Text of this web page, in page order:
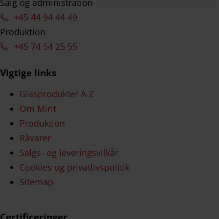
Salg og administration
+45 44 94 44 49
Produktion
+45 74 54 25 55
Vigtige links
Glasprodukter A-Z
Om Mirit
Produktion
Råvarer
Salgs- og leveringsvilkår
Cookies og privatlivspolitik
Sitemap